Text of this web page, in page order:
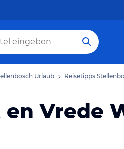
Urlaub Reisetipps
Vrede